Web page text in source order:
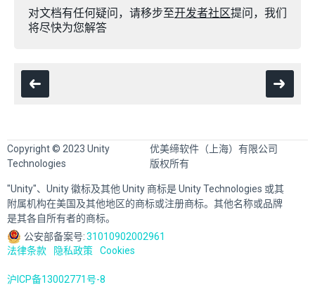
对文档有任何疑问，请移步至开发者社区提问，我们
将尽快为您解答
Copyright © 2023 Unity
Technologies
优美缔软件（上海）有限公司
版权所有
"Unity"、Unity 徽标及其他 Unity 商标是 Unity Technologies 或其
附属机构在美国及其他地区的商标或注册商标。其他名称或品牌
是其各自所有者的商标。
公安部备案号:31010902002961
法律条款
隐私政策 Cookies
沪ICP备13002771号-8